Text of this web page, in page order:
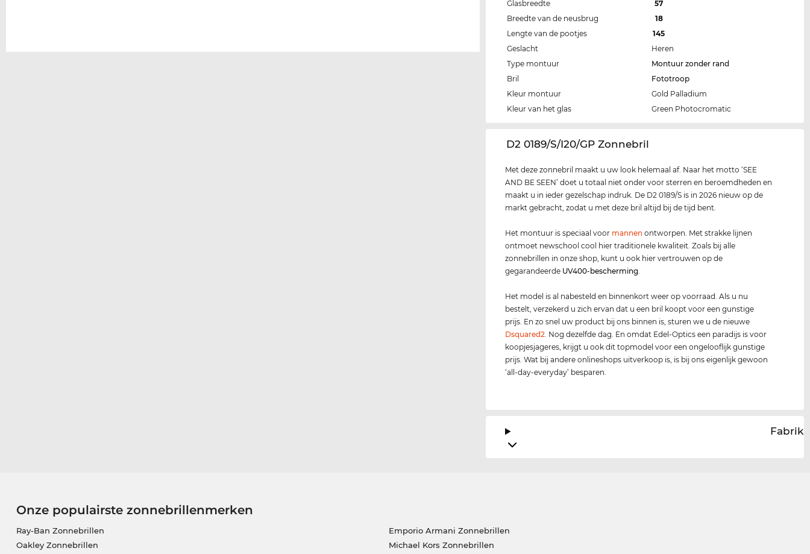
Glasbreedte
57
Breedte van de neusbrug
18
Lengte van de pootjes
145
Geslacht
Heren
Type montuur
Montuur zonder rand
Bril
Fototroop
Kleur montuur
Gold Palladium
Kleur van het glas
Green Photocromatic
‌D2 0189/S/I20/GP Zonnebril
Met deze zonnebril maakt u uw look helemaal af. Naar het motto ‘SEE
AND BE SEEN’ doet u totaal niet onder voor sterren en beroemdheden en
maakt u in ieder gezelschap indruk. De D2 0189/S is in 2026 nieuw op de
markt gebracht, zodat u met deze bril altijd bij de tijd bent.
Het montuur is speciaal voor mannen ontworpen. Met strakke lijnen
ontmoet newschool cool hier traditionele kwaliteit. Zoals bij alle
zonnebrillen in onze shop, kunt u ook hier vertrouwen op de
gegarandeerde UV400-bescherming.
Het model is al nabesteld en binnenkort weer op voorraad. Als u nu
bestelt, verzekerd u zich ervan dat u een bril koopt voor een gunstige
prijs. En zo snel uw product bij ons binnen is, sturen we u de nieuwe
Dsquared2. Nog dezelfde dag. En omdat Edel-Optics een paradijs is voor
koopjesjageres, krijgt u ook dit topmodel voor een ongelooflijk gunstige
prijs. Wat bij andere onlineshops uitverkoop is, is bij ons eigenlijk gewoon
‘all-day-everyday’ besparen.
Onze populairste zonnebrillenmerken
Ray-Ban Zonnebrillen
Oakley Zonnebrillen
Emporio Armani Zonnebrillen
Michael Kors Zonnebrillen